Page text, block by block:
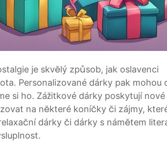
je skvělý způsob, jak oslavenci
Personalizované dárky pak mohou
si ho. Zážitkové dárky poskytují nové
na některé koníčky či zájmy,
dárky či dárky s námětem